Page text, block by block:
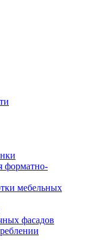
форматно-
мебельных
фасадов